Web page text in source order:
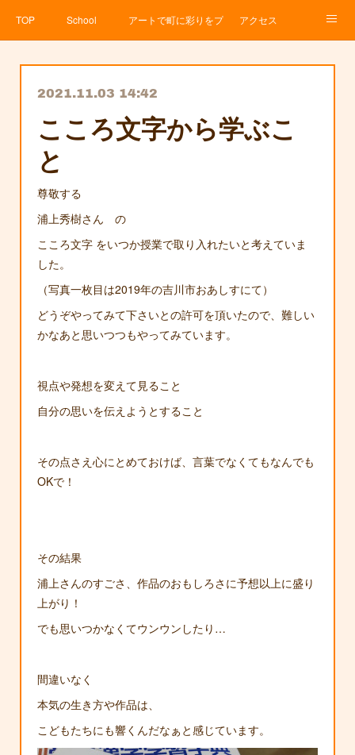
TOP School アートで町に彩りをプロジェクト
アクセス
2021.11.03 14:42
こころ文字から学ぶこ
と
尊敬する
浦上秀樹さん の
こころ文字 をいつか授業で取り入れたいと考えていま
した。
（写真一枚目は2019年の吉川市おあしすにて）
どうぞやってみて下さいとの許可を頂いたので、難しい
かなあと思いつつもやってみています。
視点や発想を変えて見ること
自分の思いを伝えようとすること
その点さえ心にとめておけば、言葉でなくてもなんでも
OKで！
その結果
浦上さんのすごさ、作品のおもしろさに予想以上に盛り
上がり！
でも思いつかなくてウンウンしたり…
間違いなく
本気の生き方や作品は、
こどもたちにも響くんだなぁと感じています。